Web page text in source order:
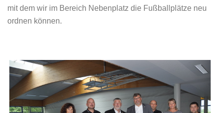
mit dem wir im Bereich Nebenplatz die Fußballplätze neu
ordnen können.